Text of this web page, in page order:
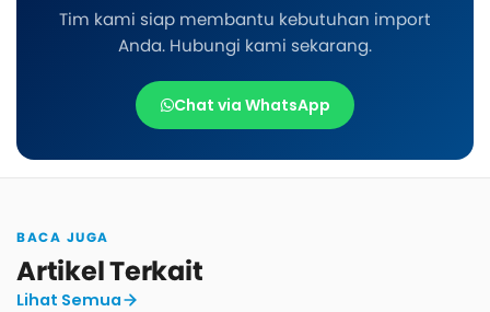
Tim kami siap membantu kebutuhan import
Anda. Hubungi kami sekarang.
Chat via WhatsApp
BACA JUGA
Artikel Terkait
Lihat Semua